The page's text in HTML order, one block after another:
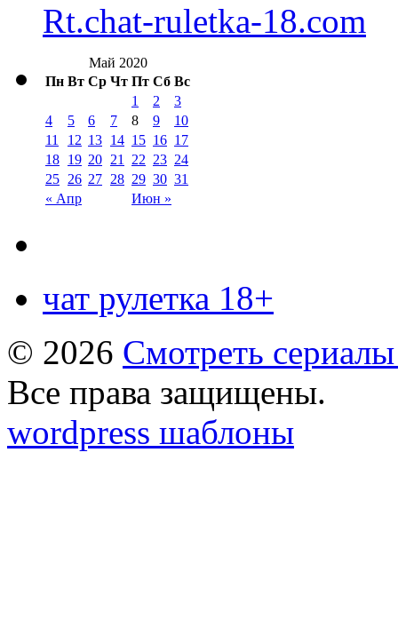
Rt.chat-ruletka-18.com
Май 2020
Пн Вт Ср Чт Пт Сб Вс
« Апр Июн »
1 2
3
4
5 6 7 8 9
10
11
12 13 14 15 16 17
18 19 20 21 22 23 24
25 26 27 28 29 30 31
чат рулетка 18+
© 2026 Смотреть
Все права защищены.
wordpress шаблоны